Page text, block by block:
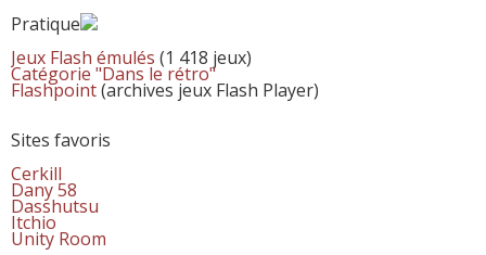
Pratique
Jeux Flash émulés (1 418 jeux)
Catégorie "Dans le rétro"
Flashpoint(archives jeux Flash Player)
Sites favoris
Cerkill
Dany 58
Dasshutsu
Itchio
Unity Room